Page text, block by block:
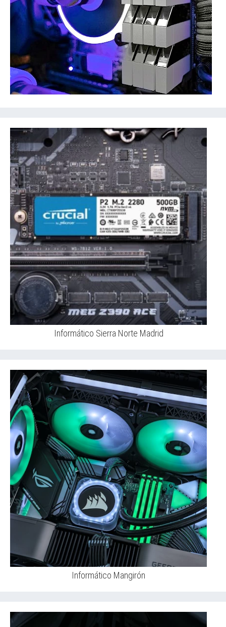
Informático Sierra Norte Madrid
Informático Mangirón